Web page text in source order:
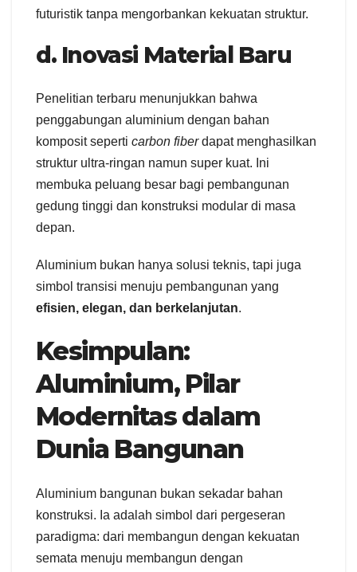
futuristik tanpa mengorbankan kekuatan struktur.
d. Inovasi Material Baru
Penelitian terbaru menunjukkan bahwa
penggabungan aluminium dengan bahan
komposit seperti carbon fiberdapat menghasilkan
struktur ultra-ringan namun super kuat. Ini
membuka peluang besar bagi pembangunan
gedung tinggi dan konstruksi modular di masa
depan.
Aluminium bukan hanya solusi teknis, tapi juga
simbol transisi menuju pembangunan yang
efisien, elegan, dan berkelanjutan.
Kesimpulan:
Aluminium, Pilar
Modernitas dalam
Dunia Bangunan
Aluminium bangunan bukan sekadar bahan
konstruksi. Ia adalah simbol dari pergeseran
paradigma: dari membangun dengan kekuatan
semata menuju membangun dengan